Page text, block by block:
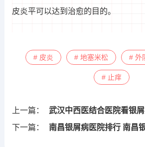
皮炎平可以达到治愈的目的。
# 皮炎 # 地塞米松 # 外
# 止痒
上一篇：
武汉中西医结合医院看银屑病 武汉中西医
下一篇：
南昌银屑病医院排行 南昌银